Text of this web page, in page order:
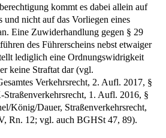
kommt es dabei allein auf
und nicht auf das Vorliegen eines
Eine Zuwiderhandlung gegen § 29
des Führerscheins nebst etwaiger
lediglich eine Ordnungswidrigkeit
keine Straftat dar (vgl.
Verkehrsrecht, 2. Aufl. 2017, §
1. Aufl. 2016, §
König/Dauer, Straßenverkehrsrecht,
Rn. 12; vgl. auch BGHSt 47, 89).